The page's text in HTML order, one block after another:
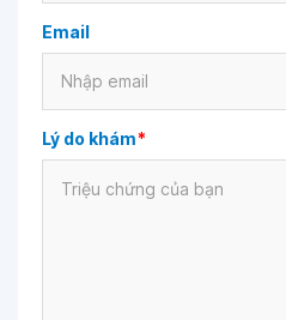
Email
Lý do khám*